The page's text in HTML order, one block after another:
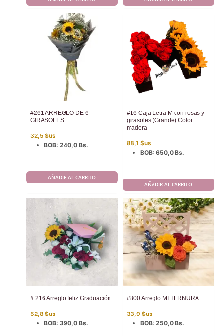
#261 ARREGLO DE 6
GIRASOLES
32,5 $us
BOB: 240,0 Bs.
AÑADIR AL CARRITO
#16 Caja Letra M con rosas y
girasoles (Grande) Color
madera
88,1 $us
BOB: 650,0 Bs.
AÑADIR AL CARRITO
# 216 Arreglo feliz Graduación
52,8 $us
BOB: 390,0 Bs.
#800 Arreglo MI TERNURA
33,9 $us
BOB: 250,0 Bs.